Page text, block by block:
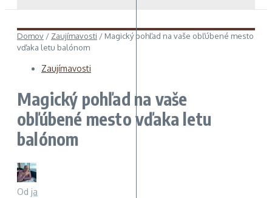
Domov / Zaujímavosti / Magický pohľad na vaše obľúbené mesto
vďaka letu balónom
Zaujímavosti
Magický pohľad na vaše
obľúbené mesto vďaka letu
balónom
Od ja